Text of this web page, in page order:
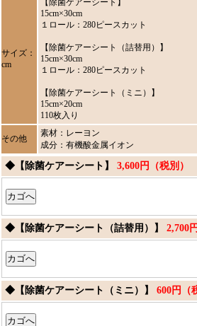
サイズ：
cm
【除菌ケアーシート】
15cm×30cm
１ロール：280ピースカット
【除菌ケアーシート（詰替用）】
15cm×30cm
１ロール：280ピースカット
【除菌ケアーシート（ミニ）】
15cm×20cm
110枚入り
その他
素材：レーヨン
成分：有機酸金属イオン
◆【除菌ケアーシート】 3,600円（税別）
◆【除菌ケアーシート（詰替用）】 2,700
◆【除菌ケアーシート（ミニ）】 600円（